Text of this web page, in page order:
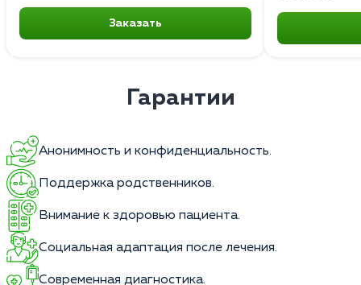
Заказать
Гарантии
Анонимность и конфиденциальность.
Поддержка родственников.
Внимание к здоровью пациента.
Социальная адаптация после лечения.
Современная диагностика.